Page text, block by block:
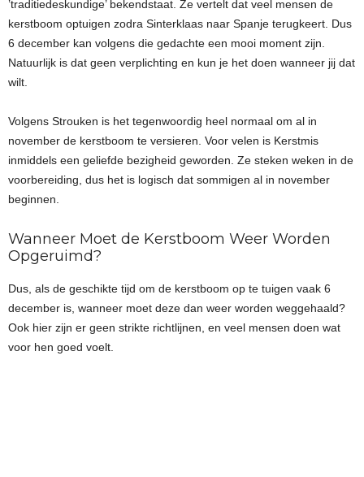
’traditiedeskundige’ bekendstaat. Ze vertelt dat veel mensen de
kerstboom optuigen zodra Sinterklaas naar Spanje terugkeert. Dus
6 december kan volgens die gedachte een mooi moment zijn.
Natuurlijk is dat geen verplichting en kun je het doen wanneer jij dat
wilt.
Volgens Strouken is het tegenwoordig heel normaal om al in
november de kerstboom te versieren. Voor velen is Kerstmis
inmiddels een geliefde bezigheid geworden. Ze steken weken in de
voorbereiding, dus het is logisch dat sommigen al in november
beginnen.
Wanneer Moet de Kerstboom Weer Worden
Opgeruimd?
Dus, als de geschikte tijd om de kerstboom op te tuigen vaak 6
december is, wanneer moet deze dan weer worden weggehaald?
Ook hier zijn er geen strikte richtlijnen, en veel mensen doen wat
voor hen goed voelt.